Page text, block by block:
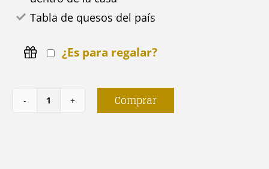
Tabla de quesos del país
¿Es para regalar?
DegustaciónComprar